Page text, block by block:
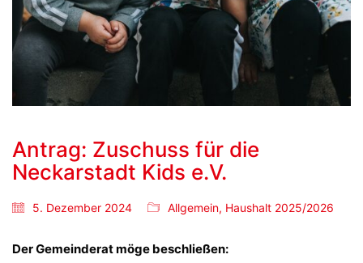
Antrag: Zuschuss für die
Neckarstadt Kids e.V.
5. Dezember 2024 Allgemein, Haushalt 2025/2026
Der Gemeinderat möge beschließen: